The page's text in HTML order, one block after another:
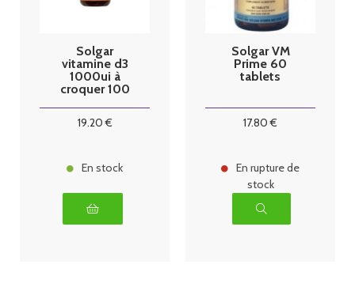
Solgar
vitamine d3
1000ui à
croquer 100
19.20€
En stock
Solgar VM
Prime 60
tablets
17.80 €
En rupture de
stock